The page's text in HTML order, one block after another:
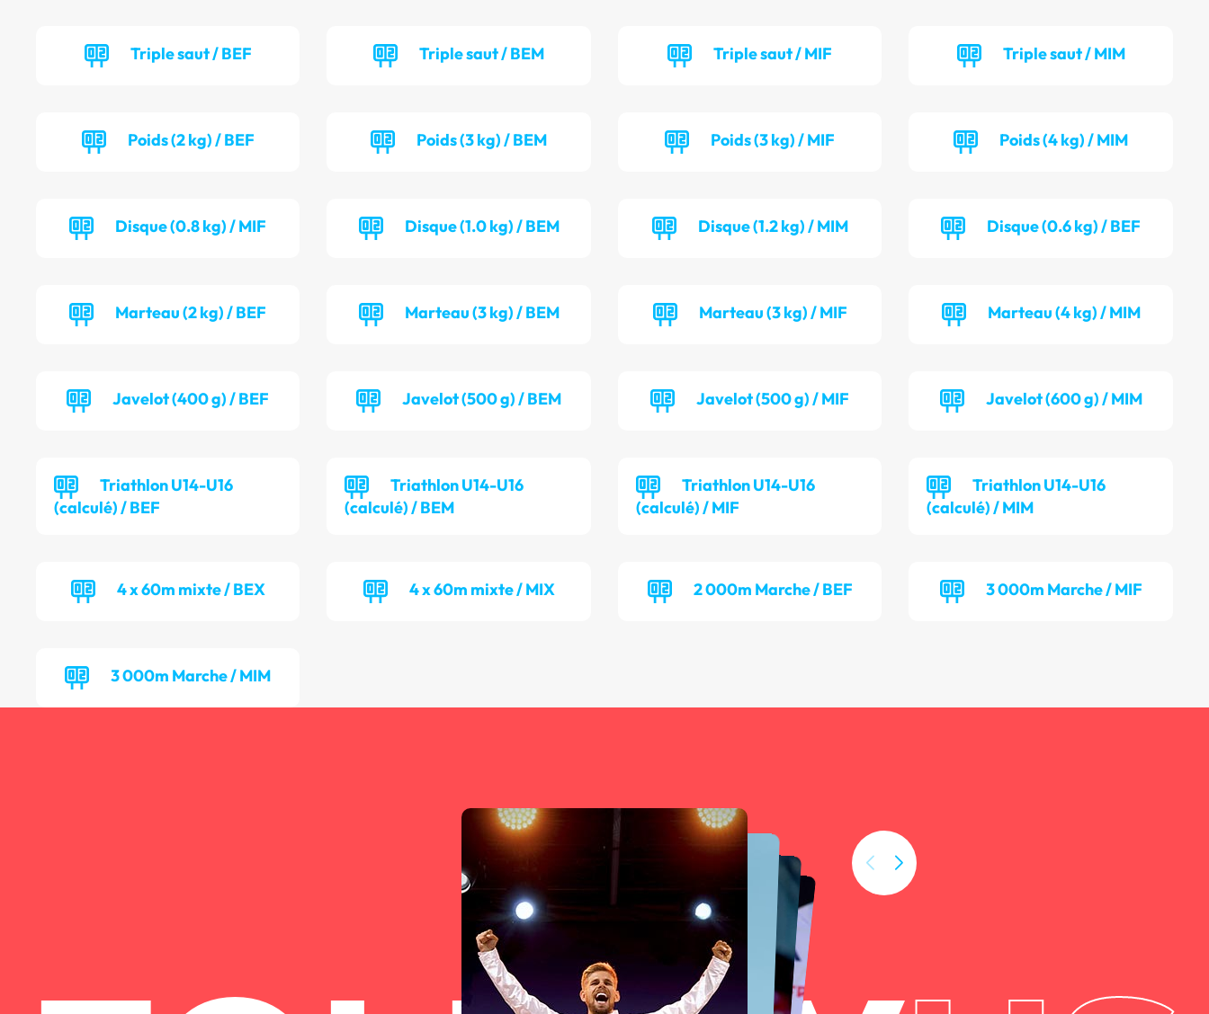
Triple saut / BEF Triple saut / BEM Triple saut / MIF Triple saut / MIM
Poids (2 kg) / BEF Poids (3 kg) / BEM Poids (3 kg) / MIF Poids (4 kg) / MIM
Disque (0.8 kg) / MIF Disque (1.0 kg) / BEM Disque (1.2 kg) / MIM Disque (0.6 kg) / BEF
Marteau (2 kg) / BEF Marteau (3 kg) / BEM Marteau (3 kg) / MIF Marteau (4 kg) / MIM
Javelot (400 g) / BEF Javelot (500 g) / BEM Javelot (500 g) / MIF Javelot (600 g) / MIM
Triathlon U14-U16
(calculé) / BEF
Triathlon U14-U16
(calculé) / BEM
Triathlon U14-U16
(calculé) / MIF
Triathlon U14-U16
(calculé) / MIM
4 x 60m mixte / BEX 4 x 60m mixte / MIX 2 000m Marche / BEF 3 000m Marche / MIF
3 000m Marche / MIM